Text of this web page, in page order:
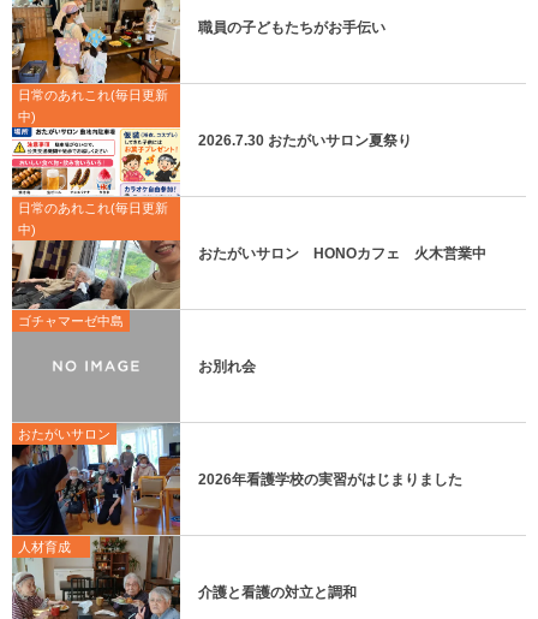
職員の子どもたちがお手伝い
日常のあれこれ(毎日更新
中)
2026.7.30 おたがいサロン夏祭り
日常のあれこれ(毎日更新
中)
おたがいサロン HONOカフェ 火木営業中
ゴチャマーゼ中島
お別れ会
おたがいサロン
2026年看護学校の実習がはじまりました
人材育成
介護と看護の対立と調和